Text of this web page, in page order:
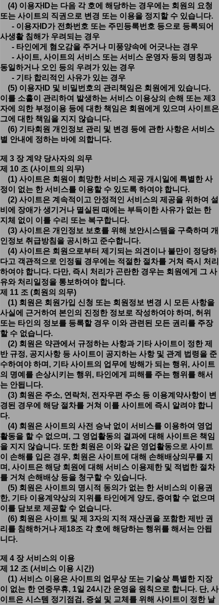
(4) 이용자ID는 다음 각 호에 해당하는 경우에는 회원의 요청
또는 사이트의 직권으로 변경 또는 이용을 정지할 수 있습니다.
- 이용자ID가 전화번호 또는 주민등록번호 등으로 등록되어
사생활 침해가 우려되는 경우
- 타인에게 혐오감을 주거나 미풍양속에 어긋나는 경우
- 사이트, 사이트의 서비스 또는 서비스 운영자 등의 명칭과
동일하거나 오인 등의 우려가 있는 경우
- 기타 합리적인 사유가 있는 경우
(5) 이용자ID 및 비밀번호의 관리책임은 회원에게 있습니다.
이를 소홀이 관리하여 발생하는 서비스 이용상의 손해 또는 제3
자에 의한 부정이용 등에 대한 책임은 회원에게 있으며 사이트은
그에 대한 책임을 지지 않습니다.
(6) 기타회원 개인정보 관리 및 변경 등에 관한 사항은 서비스
별 안내에 정하는 바에 의합니다.
제 3 장 계약 당사자의 의무
제 10 조 (사이트의 의무)
(1) 사이트은 회원이 희망한 서비스 제공 개시일에 특별한 사
정이 없는 한 서비스를 이용할 수 있도록 하여야 합니다.
(2) 사이트은 계속적이고 안정적인 서비스의 제공을 위하여 설
비에 장애가 생기거나 멸실된 때에는 부득이한 사유가 없는 한
지체 없이 이를 수리 또는 복구합니다.
(3) 사이트은 개인정보 보호를 위해 보안시스템을 구축하며 개
인정보 취급방침을 공시하고 준수합니다.
(4) 사이트은 회원으로부터 제기되는 의견이나 불만이 정당하
다고 객관적으로 인정될 경우에는 적절한 절차를 거쳐 즉시 처리
하여야 합니다. 다만, 즉시 처리가 곤란한 경우는 회원에게 그 사
유와 처리일정을 통보하여야 합니다.
제 11 조 (회원의 의무)
(1) 회원은 회원가입 신청 또는 회원정보 변경 시 모든 사항을
사실에 근거하여 본인의 진정한 정보로 작성하여야 하며, 허위
또는 타인의 정보를 등록할 경우 이와 관련된 모든 권리를 주장
할 수 없습니다.
(2) 회원은 약관에서 규정하는 사항과 기타 사이트이 정한 제
반 규정, 공지사항 등 사이트이 공지하는 사항 및 관계 법령을 준
수하여야 하며, 기타 사이트의 업무에 방해가 되는 행위, 사이트
의 명예를 손상시키는 행위, 타인에게 피해를 주는 행위를 해서
는 안됩니다.
(3) 회원은 주소, 연락처, 전자우편 주소 등 이용계약사항이 변
경된 경우에 해당 절차를 거쳐 이를 사이트에 즉시 알려야 합니
다.
(4) 회원은 사이트의 사전 승낙 없이 서비스를 이용하여 영업
활동을 할 수 없으며, 그 영업활동의 결과에 대해 사이트은 책임
을 지지 않습니다. 또한 회원은 이와 같은 영업활동으로 사이트
이 손해를 입은 경우, 회원은 사이트에 대해 손해배상의무를 지
며, 사이트은 해당 회원에 대해 서비스 이용제한 및 적법한 절차
를 거쳐 손해배상 등을 청구할 수 있습니다.
(5) 회원은 사이트의 명시적 동의가 없는 한 서비스의 이용권
한, 기타 이용계약상의 지위를 타인에게 양도, 증여할 수 없으며
이를 담보로 제공할 수 없습니다.
(6) 회원은 사이트 및 제 3자의 지적 재산권을 포함한 제반 권
리를 침해하거나 제18조 각 호에 해당하는 행위를 해서는 안됩
니다.
제 4 장 서비스의 이용
제 12 조 (서비스 이용 시간)
(1) 서비스 이용은 사이트의 업무상 또는 기술상 특별한 지장
이 없는 한 연중무휴, 1일 24시간 운영을 원칙으로 합니다. 단, 사
이트은 시스템 정기점검, 증설 및 교체를 위해 사이트이 정한 날